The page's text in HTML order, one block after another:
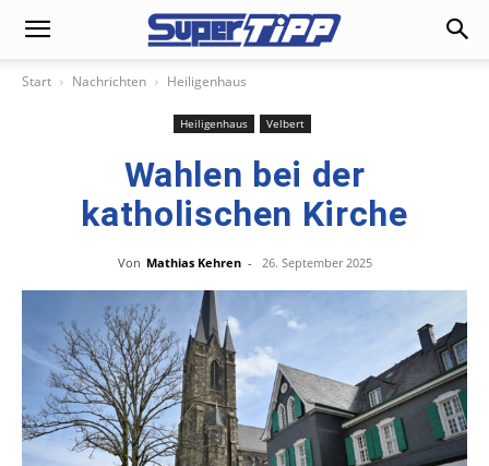
Start Nachrichten Heiligenhaus
Heiligenhaus Velbert
Wahlen bei der
katholischen Kirche
Von Mathias Kehren - 26. September 2025